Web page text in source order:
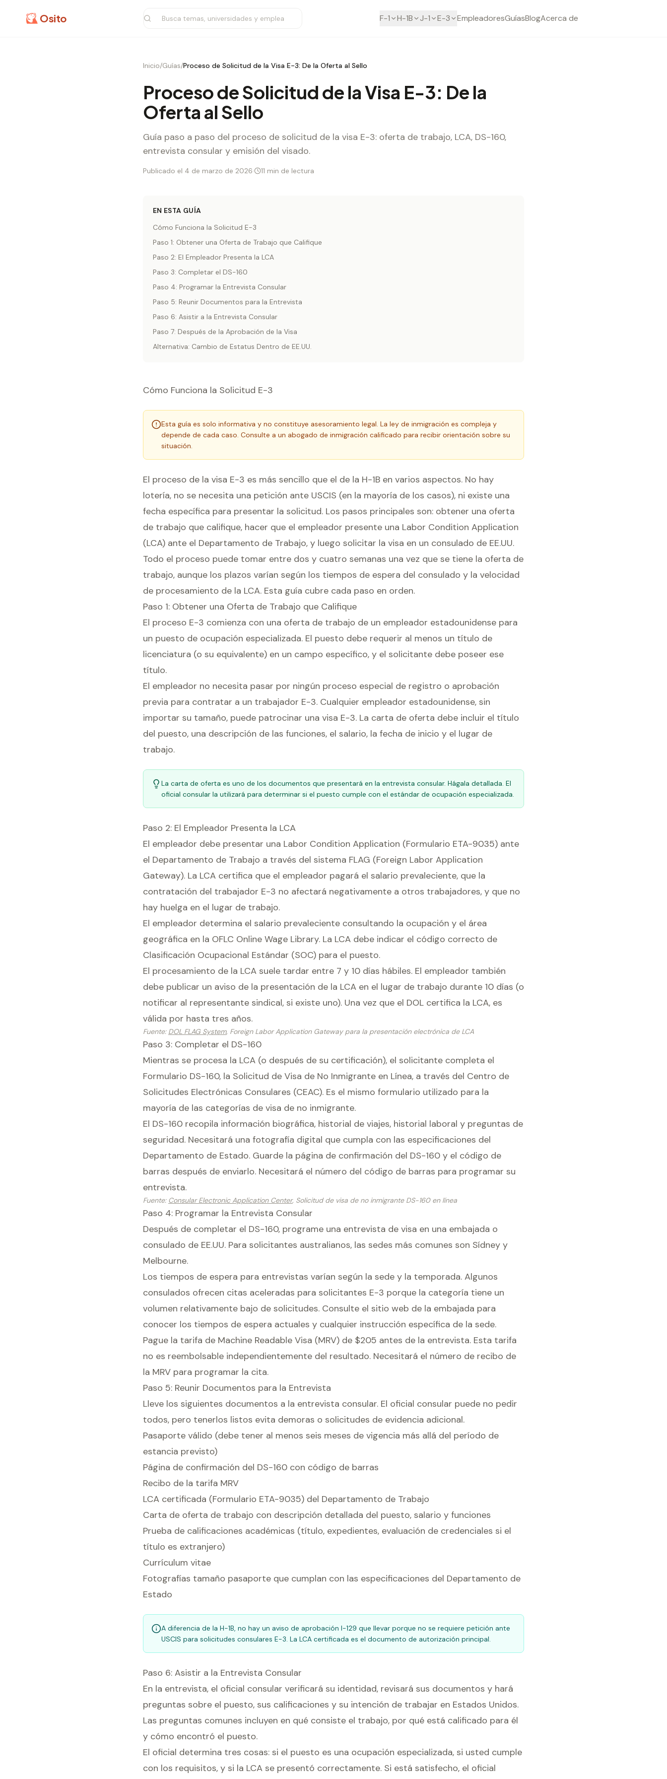
Osito F-1 H-1B J-1 E-3 EmpleadoresGuíasBlogAcerca de
Inicio/Guías/Proceso de Solicitud de la Visa E-3: De la Oferta al Sello
Proceso de Solicitud de la Visa E-3: De la
Oferta al Sello
Guía paso a paso del proceso de solicitud de la visa E-3: oferta de trabajo, LCA, DS-160,
entrevista consular y emisión del visado.
Publicado el 4 de marzo de 2026· 11 min de lectura
EN ESTA GUÍA
Cómo Funciona la Solicitud E-3
Paso 1: Obtener una Oferta de Trabajo que Califique
Paso 2: El Empleador Presenta la LCA
Paso 3: Completar el DS-160
Paso 4: Programar la Entrevista Consular
Paso 5: Reunir Documentos para la Entrevista
Paso 6: Asistir a la Entrevista Consular
Paso 7: Después de la Aprobación de la Visa
Alternativa: Cambio de Estatus Dentro de EE.UU.
Cómo Funciona la Solicitud E-3
Esta guía es solo informativa y no constituye asesoramiento legal. La ley de inmigración es compleja y
depende de cada caso. Consulte a un abogado de inmigración calificado para recibir orientación sobre su
situación.
El proceso de la visa E-3 es más sencillo que el de la H-1B en varios aspectos. No hay
lotería, no se necesita una petición ante USCIS (en la mayoría de los casos), ni existe una
fecha específica para presentar la solicitud. Los pasos principales son: obtener una oferta
de trabajo que califique, hacer que el empleador presente una Labor Condition Application
(LCA) ante el Departamento de Trabajo, y luego solicitar la visa en un consulado de EE.UU.
Todo el proceso puede tomar entre dos y cuatro semanas una vez que se tiene la oferta de
trabajo, aunque los plazos varían según los tiempos de espera del consulado y la velocidad
de procesamiento de la LCA. Esta guía cubre cada paso en orden.
Paso 1: Obtener una Oferta de Trabajo que Califique
El proceso E-3 comienza con una oferta de trabajo de un empleador estadounidense para
un puesto de ocupación especializada. El puesto debe requerir al menos un título de
licenciatura (o su equivalente) en un campo específico, y el solicitante debe poseer ese
título.
El empleador no necesita pasar por ningún proceso especial de registro o aprobación
previa para contratar a un trabajador E-3. Cualquier empleador estadounidense, sin
importar su tamaño, puede patrocinar una visa E-3. La carta de oferta debe incluir el título
del puesto, una descripción de las funciones, el salario, la fecha de inicio y el lugar de
trabajo.
La carta de oferta es uno de los documentos que presentará en la entrevista consular. Hágala detallada. El
oficial consular la utilizará para determinar si el puesto cumple con el estándar de ocupación especializada.
Paso 2: El Empleador Presenta la LCA
El empleador debe presentar una Labor Condition Application (Formulario ETA-9035) ante
el Departamento de Trabajo a través del sistema FLAG (Foreign Labor Application
Gateway). La LCA certifica que el empleador pagará el salario prevaleciente, que la
contratación del trabajador E-3 no afectará negativamente a otros trabajadores, y que no
hay huelga en el lugar de trabajo.
El empleador determina el salario prevaleciente consultando la ocupación y el área
geográfica en la OFLC Online Wage Library. La LCA debe indicar el código correcto de
Clasificación Ocupacional Estándar (SOC) para el puesto.
El procesamiento de la LCA suele tardar entre 7 y 10 días hábiles. El empleador también
debe publicar un aviso de la presentación de la LCA en el lugar de trabajo durante 10 días (o
notificar al representante sindical, si existe uno). Una vez que el DOL certifica la LCA, es
válida por hasta tres años.
Fuente: DOL FLAG System, Foreign Labor Application Gateway para la presentación electrónica de LCA
Paso 3: Completar el DS-160
Mientras se procesa la LCA (o después de su certificación), el solicitante completa el
Formulario DS-160, la Solicitud de Visa de No Inmigrante en Línea, a través del Centro de
Solicitudes Electrónicas Consulares (CEAC). Es el mismo formulario utilizado para la
mayoría de las categorías de visa de no inmigrante.
El DS-160 recopila información biográfica, historial de viajes, historial laboral y preguntas de
seguridad. Necesitará una fotografía digital que cumpla con las especificaciones del
Departamento de Estado. Guarde la página de confirmación del DS-160 y el código de
barras después de enviarlo. Necesitará el número del código de barras para programar su
entrevista.
Fuente: Consular Electronic Application Center, Solicitud de visa de no inmigrante DS-160 en línea
Paso 4: Programar la Entrevista Consular
Después de completar el DS-160, programe una entrevista de visa en una embajada o
consulado de EE.UU. Para solicitantes australianos, las sedes más comunes son Sídney y
Melbourne.
Los tiempos de espera para entrevistas varían según la sede y la temporada. Algunos
consulados ofrecen citas aceleradas para solicitantes E-3 porque la categoría tiene un
volumen relativamente bajo de solicitudes. Consulte el sitio web de la embajada para
conocer los tiempos de espera actuales y cualquier instrucción específica de la sede.
Pague la tarifa de Machine Readable Visa (MRV) de $205 antes de la entrevista. Esta tarifa
no es reembolsable independientemente del resultado. Necesitará el número de recibo de
la MRV para programar la cita.
Paso 5: Reunir Documentos para la Entrevista
Lleve los siguientes documentos a la entrevista consular. El oficial consular puede no pedir
todos, pero tenerlos listos evita demoras o solicitudes de evidencia adicional.
Pasaporte válido (debe tener al menos seis meses de vigencia más allá del período de
estancia previsto)
Página de confirmación del DS-160 con código de barras
Recibo de la tarifa MRV
LCA certificada (Formulario ETA-9035) del Departamento de Trabajo
Carta de oferta de trabajo con descripción detallada del puesto, salario y funciones
Prueba de calificaciones académicas (título, expedientes, evaluación de credenciales si el
título es extranjero)
Currículum vitae
Fotografías tamaño pasaporte que cumplan con las especificaciones del Departamento de
Estado
A diferencia de la H-1B, no hay un aviso de aprobación I-129 que llevar porque no se requiere petición ante
USCIS para solicitudes consulares E-3. La LCA certificada es el documento de autorización principal.
Paso 6: Asistir a la Entrevista Consular
En la entrevista, el oficial consular verificará su identidad, revisará sus documentos y hará
preguntas sobre el puesto, sus calificaciones y su intención de trabajar en Estados Unidos.
Las preguntas comunes incluyen en qué consiste el trabajo, por qué está calificado para él
y cómo encontró el puesto.
El oficial determina tres cosas: si el puesto es una ocupación especializada, si usted cumple
con los requisitos, y si la LCA se presentó correctamente. Si está satisfecho, el oficial